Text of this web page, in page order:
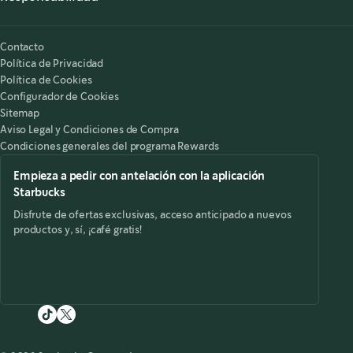
Contacto
Política de Privacidad
Política de Cookies
Configurador de Cookies
Sitemap
Aviso Legal y Condiciones de Compra
Condiciones generales del programa Rewards
Empieza a pedir con antelación con la aplicación
Starbucks
Disfrute de ofertas exclusivas, acceso anticipado a nuevos
productos y, sí, ¡café gratis!